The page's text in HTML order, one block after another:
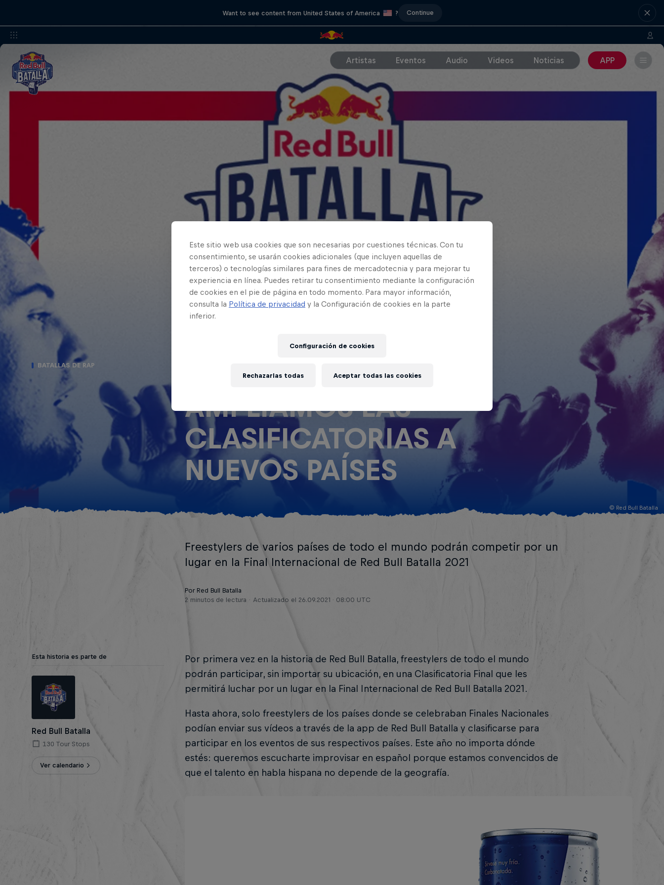
Want to see content from United States of America ? Continue
Artistas Eventos Audio Videos Noticias APP
© Red Bull Batalla
BATALLAS DE RAP
POR PRIMERA VEZ
AMPLIAMOS LAS
CLASIFICATORIAS A
NUEVOS PAÍSES
Freestylers de varios países de todo el mundo podrán competir por un
lugar en la Final Internacional de Red Bull Batalla 2021
Por Red Bull Batalla
2 minutos de lectura
Actualizado el 26.09.2021 · 08:00 UTC
Esta historia es parte de
Red Bull Batalla
130 Tour Stops
Ver calendario
Por primera vez en la historia de Red Bull Batalla, freestylers de todo el mundo
podrán participar, sin importar su ubicación, en una Clasificatoria Final que les
permitirá luchar por un lugar en la Final Internacional de Red Bull Batalla 2021.
Hasta ahora, solo freestylers de los países donde se celebraban Finales Nacionales
podían enviar sus vídeos a través de la app de Red Bull Batalla y clasificarse para
participar en los eventos de sus respectivos países. Este año no importa dónde
estés: queremos escucharte improvisar en español porque estamos convencidos de
que el talento en habla hispana no depende de la geografía.
Este sitio web usa cookies que son necesarias por cuestiones técnicas. Con tu
consentimiento, se usarán cookies adicionales (que incluyen aquellas de
terceros) o tecnologías similares para fines de mercadotecnia y para mejorar tu
experiencia en línea. Puedes retirar tu consentimiento mediante la configuración
de cookies en el pie de página en todo momento. Para mayor información,
consulta la Política de privacidad y la Configuración de cookies en la parte
inferior.
Configuración de cookies
Rechazarlas todas Aceptar todas las cookies